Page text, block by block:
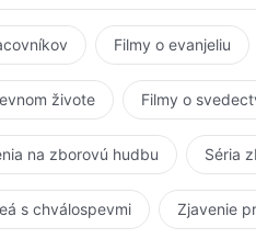
slovách,
Filmy o evanjeliu
živote Filmy o
na zborovú hudbu Séria
s chválospevmi Zjavenie